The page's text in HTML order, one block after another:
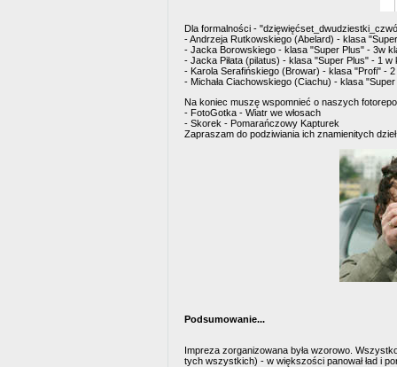
Dla formalności -
- Andrzeja Rutkowskiego (Abelard) - klasa
- Jacka Borowskiego - klasa "Super Plus" - 3w
- Jacka Piłata (pilatus) - klasa "Super Plus" - 1 w
- Karola Serafińskiego (Browar) - klasa "Profi" -
- Michała Ciachowskiego (Ciachu) - klasa
Na koniec muszę wspomnieć o naszych
- FotoGotka - Wiatr we włosach
- Skorek - Pomarańczowy Kapturek
Zapraszam do podziwiania ich znamienitych
Podsumowanie...
Impreza zorganizowana była wzorowo.
tych wszystkich) - w większości panował ład i